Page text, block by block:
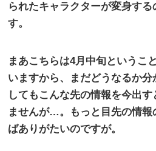
られたキャラクターが変身す
す。
まあこちらは4月中旬というこ
いますから、まだどうなるか
してもこんな先の情報を今出
ませんが…。もっと目先の情報
ばありがたいのですが。